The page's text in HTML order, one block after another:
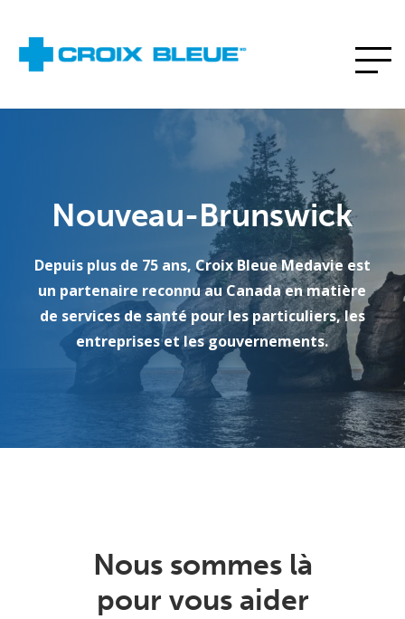
Nouveau-Brunswick
Depuis plus de 75 ans, Croix Bleue Medavie est
un partenaire reconnu au Canada en matière
de services de santé pour les particuliers, les
entreprises et les gouvernements.
Nous sommes là
pour vous aider